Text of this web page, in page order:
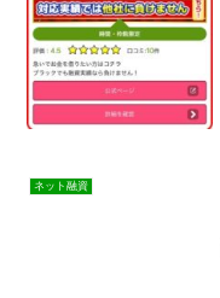
ネット融資